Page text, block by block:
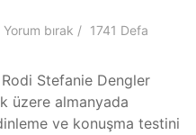
Yorum bırak
1741 Defa
Stefanie Dengler
üzere almanyada
ve konuşma testini